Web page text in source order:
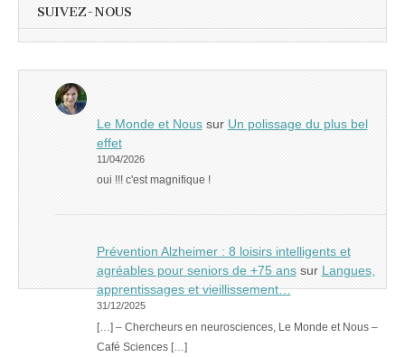
SUIVEZ-NOUS
Le Monde et Noussur Un polissage du plus bel
effet
11/04/2026
oui !!! c'est magnifique !
Prévention Alzheimer : 8 loisirs intelligents et
agréables pour seniors de +75 anssur Langues,
apprentissages et vieillissement…
31/12/2025
[…] – Chercheurs en neurosciences, Le Monde et Nous –
Café Sciences […]